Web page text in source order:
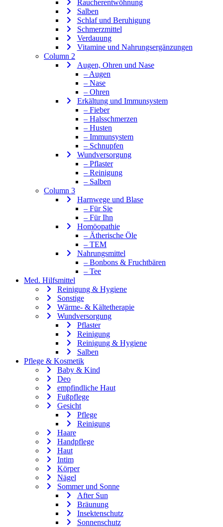
Raucherentwöhnung
Salben
Schlaf und Beruhigung
Schmerzmittel
Verdauung
Vitamine und Nahrungsergänzungen
Column 2
Augen, Ohren und Nase
– Augen
– Nase
– Ohren
Erkältung und Immunsystem
– Fieber
– Halsschmerzen
– Husten
– Immunsystem
– Schnupfen
Wundversorgung
– Pflaster
– Reinigung
– Salben
Column 3
Harnwege und Blase
– Für Sie
– Für Ihn
Homöopathie
– Ätherische Öle
– TEM
Nahrungsmittel
– Bonbons & Fruchtbären
– Tee
Med. Hilfsmittel
Reinigung & Hygiene
Sonstige
Wärme- & Kältetherapie
Wundversorgung
Pflaster
Reinigung
Reinigung & Hygiene
Salben
Pflege & Kosmetik
Baby & Kind
Deo
empfindliche Haut
Fußpflege
Gesicht
Pflege
Reinigung
Haare
Handpflege
Haut
Intim
Körper
Nägel
Sommer und Sonne
After Sun
Bräunung
Insektenschutz
Sonnenschutz